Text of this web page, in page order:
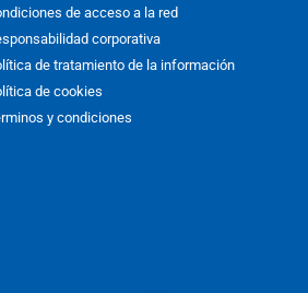
de acceso a la red
corporativa
de tratamiento de la información
de cookies
y condiciones